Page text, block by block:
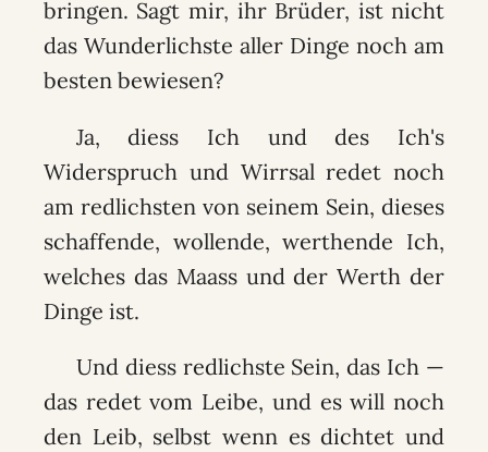
bringen. Sagt mir, ihr Brüder, ist nicht
das Wunderlichste aller Dinge noch am
besten bewiesen?
Ja, diess Ich und des Ich's
Widerspruch und Wirrsal redet noch
am redlichsten von seinem Sein, dieses
schaffende, wollende, werthende Ich,
welches das Maass und der Werth der
Dinge ist.
Und diess redlichste Sein, das Ich —
das redet vom Leibe, und es will noch
den Leib, selbst wenn es dichtet und